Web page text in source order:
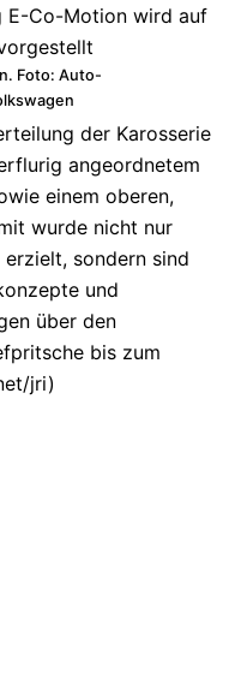
Foto: Auto-
der Karosserie
angeordnetem
einem oberen,
wurde nicht nur
erzielt, sondern sind
und
über den
bis zum
jri)